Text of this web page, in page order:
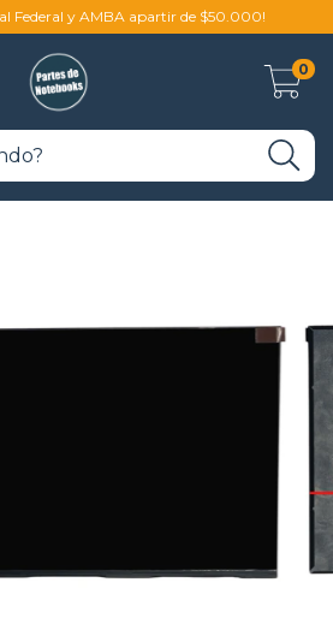
Federal y AMBA apartir de $50.000!
0